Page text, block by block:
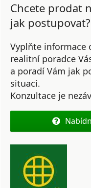
Chcete prodat
jak postupovat?
Vyplňte informace
realitní poradce
a poradí Vám jak
situaci.
Konzultace je